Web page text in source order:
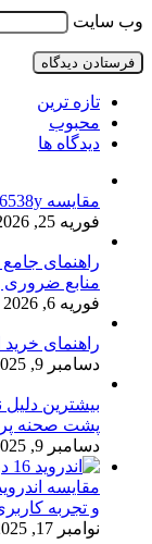
وب‌ سایت
تازه ترین
محبوب
دیدگاه ها
مقایسه 6538y و intel xeon platinum 8470q oem
فوریه 25, 2026
راهنمای
منابع ضروری
فوریه 6, 2026
راهنمای خرید
دسامبر 9, 2025
بیشترین
پشت صحنه
دسامبر 9, 2025
و تجربه
نوامبر 17, 2025